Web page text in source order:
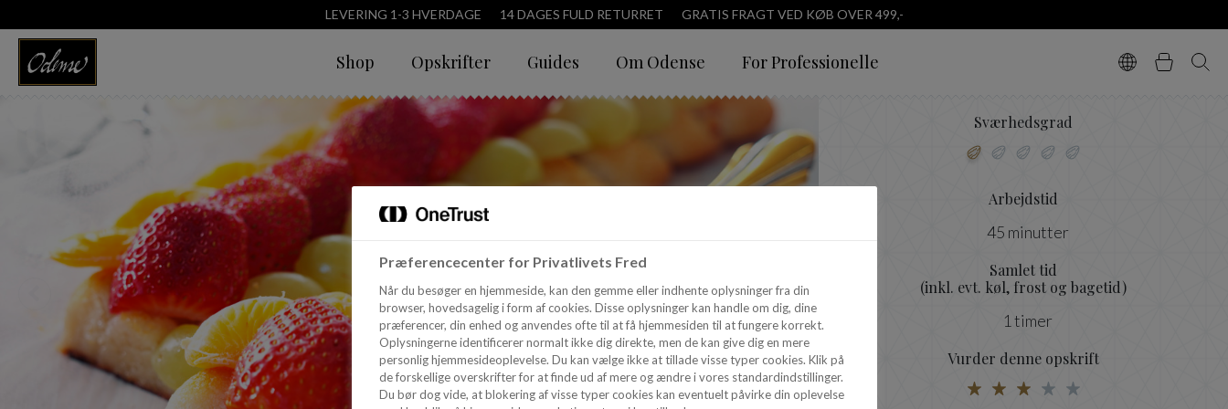
LEVERING 1-3 HVERDAGE 14 DAGES FULD RETURRET GRATIS FRAGT VED KØB OVER 499,-
Shop Opskrifter Guides Om Odense For Professionelle Vælg sprog
Kurv Søg
Sværhedsgrad
Arbejdstid
45 minutter
Samlet tid
(inkl. evt. køl, frost og bagetid)
1 timer
Vurder denne opskrift
Præferencecenter for Privatlivets Fred
Når du besøger en hjemmeside, kan den gemme eller indhente oplysninger fra din
browser, hovedsagelig i form af cookies. Disse oplysninger kan handle om dig, dine
præferencer, din enhed og anvendes ofte til at få hjemmesiden til at fungere korrekt.
Oplysningerne identificerer normalt ikke dig direkte, men de kan give dig en mere
personlig hjemmesideoplevelse. Du kan vælge ikke at tillade visse typer cookies. Klik på
de forskellige overskrifter for at finde ud af mere og ændre i vores standardindstillinger.
Du bør dog vide, at blokering af visse typer cookies kan eventuelt påvirke din oplevelse